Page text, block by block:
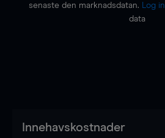
senaste den marknadsdatan.
Log in
data
Innehavskostnader